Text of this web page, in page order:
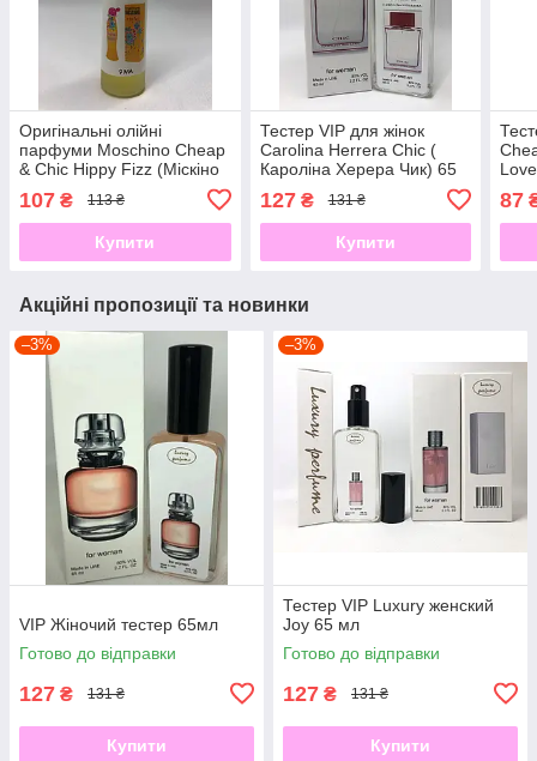
Оригінальні олійні
парфуми Moschino Cheap
& Chic Hippy Fizz (Міскіно
107 ₴ 113 ₴
Купити
Тестер VIP для жінок
Carolina Herrera Chic (
Кароліна Херера Чик) 65
127₴ 131 ₴
Купити
87
Акційні пропозиції та новинки
–3%
VIP Жіночий тестер 65мл
Готово до відправки
127 ₴ 131 ₴
Купити
–3%
Тестер VIP Luxury женский
Joy 65 мл
Готово до відправки
127 ₴ 131 ₴
Купити